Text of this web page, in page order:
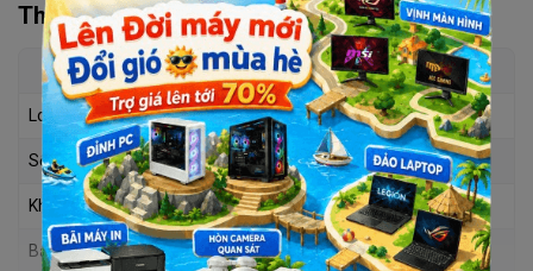
Thông số kỹ thuật
Loại phụ kiện Ethernet Switch
Số cổng Switch 8 cổng Fast Ethernet
Khả năng chuyển đổi 1,6G
Băng thông Tốc độ 100Mbps